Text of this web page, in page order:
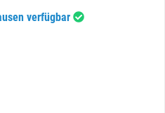
verfügbar